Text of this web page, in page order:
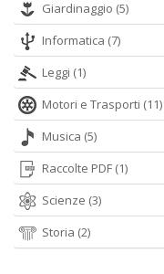
Giardinaggio (5)
Informatica (7)
Leggi (1)
Motori e Trasporti (11)
Musica (5)
Raccolte PDF (1)
Scienze (3)
Storia (2)